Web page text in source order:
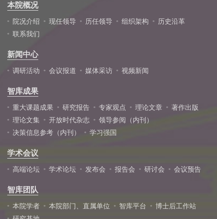
本院概况
院况介绍 现任领导 历任领导 组织架构
历史沿革
联系我们
新闻中心
调研活动 会议报道 媒体采访 视频新闻
智库成果
重大课题成果 研究报告 专家观点 理论文章
著作出版
理论文集
开放时代杂志
领导参阅（内刊）
决策信息参考（内刊）
学习强国
学术会议
高端论坛 学术论坛 发布会 报告会 研讨会 会议预告
智库团队
本院学者 本院部门、直属单位 智库平台
博士后工作站